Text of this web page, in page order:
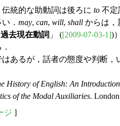
統的な助動詞は後ろに to 不定
． may, can, will, shall からは，
過去現在動詞 」 ([2009-07-03-1])
あるが，話者の態度や判断，
History of English: An Introduction
of the Modal Auxiliaries.
ジ ]